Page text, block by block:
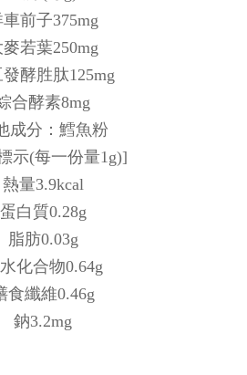
前子375mg
麥若葉250mg
酵胜肽125mg
合酵素8mg
成分：鱈魚粉
示(每一份量1g)]
熱量3.9kcal
蛋白質0.28g
脂肪0.03g
化合物0.64g
食纖維0.46g
鈉3.2mg